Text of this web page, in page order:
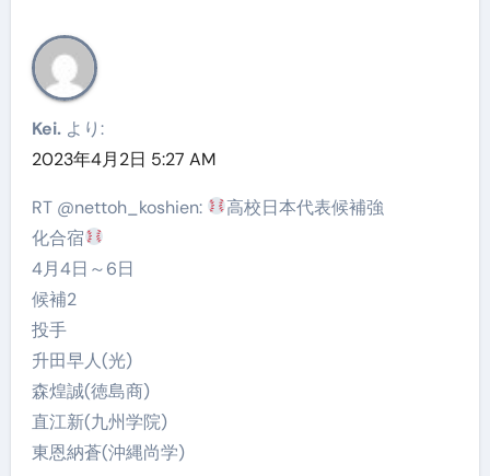
Kei. より:
2023年4月2日 5:27 AM
RT @nettoh_koshien:
高校日本代表候補強
化合宿
4月4日～6日
候補2
投手
升田早人(光)
森煌誠(徳島商)
直江新(九州学院)
東恩納蒼(沖縄尚学)